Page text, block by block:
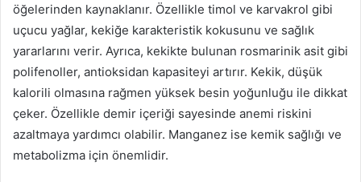
öğelerinden kaynaklanır. Özellikle timol ve karvakrol gibi
uçucu yağlar, kekiğe karakteristik kokusunu ve sağlık
yararlarını verir. Ayrıca, kekikte bulunan rosmarinik asit gibi
polifenoller, antioksidan kapasiteyi artırır. Kekik, düşük
kalorili olmasına rağmen yüksek besin yoğunluğu ile dikkat
çeker. Özellikle demir içeriği sayesinde anemi riskini
azaltmaya yardımcı olabilir. Manganez ise kemik sağlığı ve
metabolizma için önemlidir.